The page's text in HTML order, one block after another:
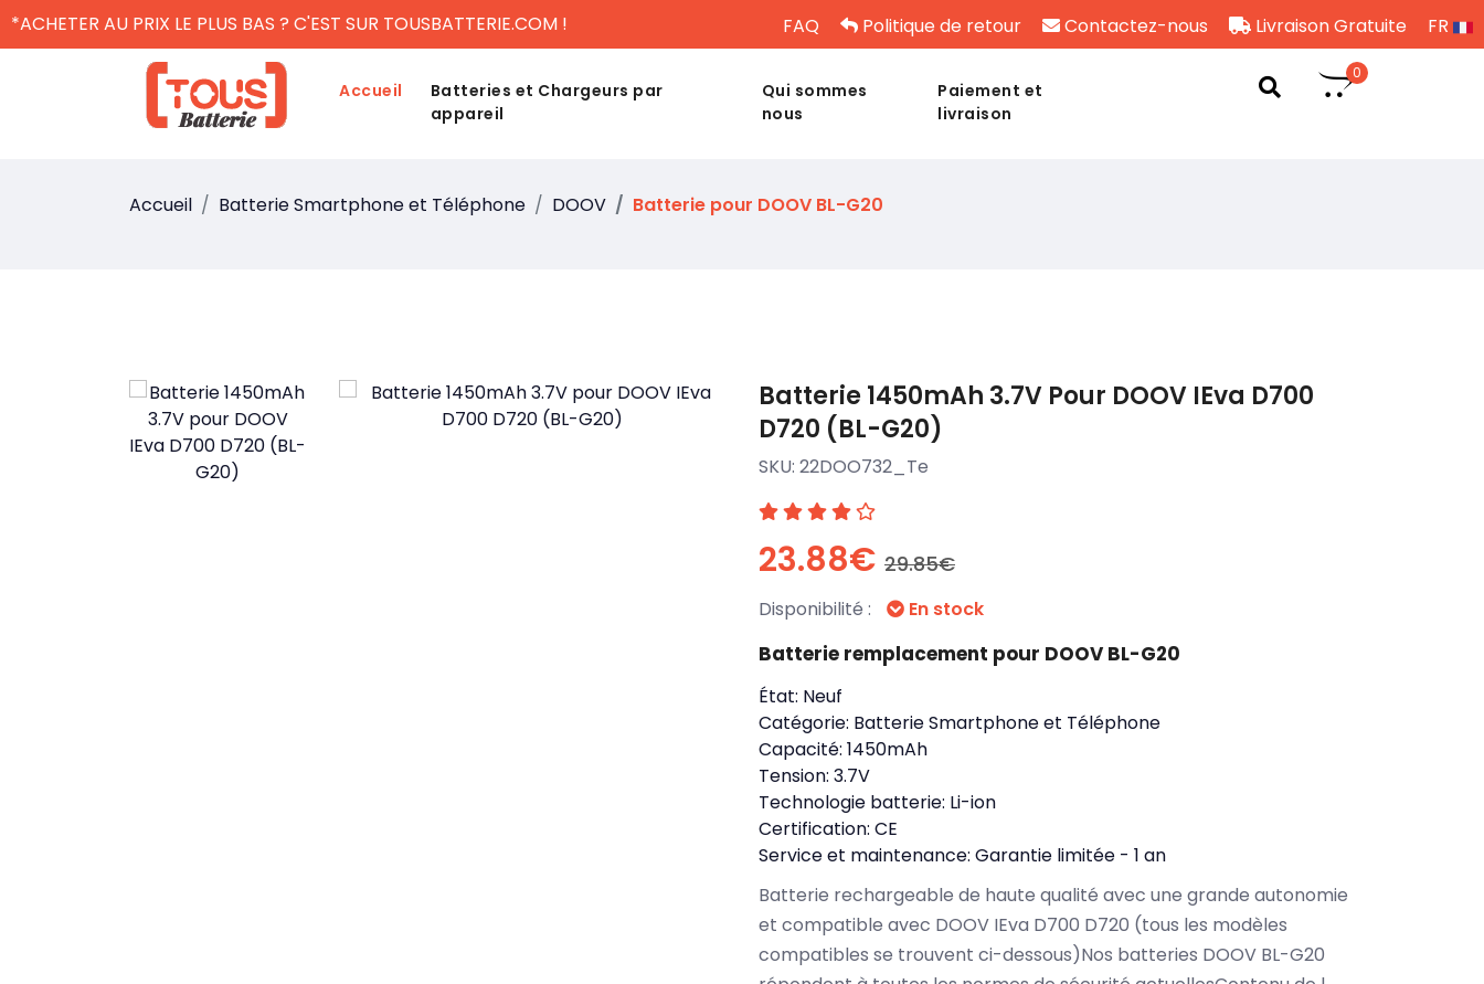
*ACHETER AU PRIX LE PLUS BAS ? C'EST SUR TOUSBATTERIE.COM ! FAQ Politique de retour Contactez-nous Livraison Gratuite FR
Accueil
Batteries et Chargeurs par
appareil
Qui sommes
nous
Paiement et
livraison
0
Accueil Batterie Smartphone et Téléphone DOOV Batterie pour DOOV BL-G20
Batterie 1450mAh 3.7V Pour DOOV IEva D700
D720 (BL-G20)
SKU: 22DOO732_Te
23.88€ 29.85€
Disponibilité : En stock
Batterie remplacement pour DOOV BL-G20
État: Neuf
Catégorie: Batterie Smartphone et Téléphone
Capacité: 1450mAh
Tension: 3.7V
Technologie batterie: Li-ion
Certification: CE
Service et maintenance: Garantie limitée - 1 an
Batterie rechargeable de haute qualité avec une grande autonomie
et compatible avec DOOV IEva D700 D720 (tous les modèles
compatibles se trouvent ci-dessous)Nos batteries DOOV BL-G20